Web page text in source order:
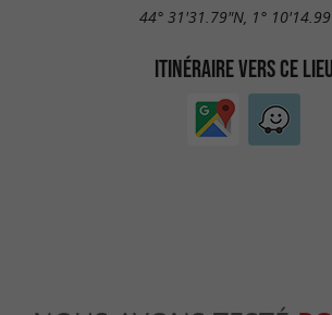
44° 31'31.79"N, 1°
ITINÉRAIRE VERS CE LIEU